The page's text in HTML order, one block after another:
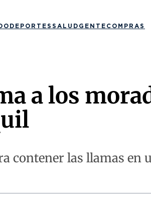
DEPORTES SALUD GENTE COMPRAS
a los
contener las llamas en